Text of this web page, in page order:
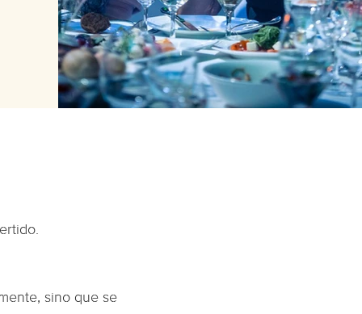
sino que se